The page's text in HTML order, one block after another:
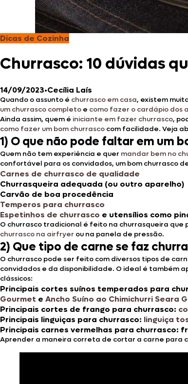
Dicas de Cozinha
Churrasco: 10 dúvidas
14/09/2023•Cecília Laís
Quando o assunto é churrasco em casa, existem
um churrasco completo e como fazer o cardápio dos
Ainda assim, quem é iniciante em fazer churrasco,
como fazer um bom churrasco com facilidade. Veja
1) O que não pode faltar em um
Quem não tem experiência e quer mandar bem no
confortável para os convidados, um bom churrasco
Carnes de churrasco de qualidade
Churrasqueira adequada (ou outro aparelho)
Carvão de boa procedência
Temperos para churrasco
Espetinhos de churrasco e utensílios como
O churrasco tradicional é feito na churrasqueira
churrasco na airfryer ou na panela de pressão.
2) Que tipo de carne se faz
O churrasco pode ser feito com diversos tipos de
convidados e da disponibilidade. O ideal é também
clássicos:
Principais cortes suínos temperados para
Gourmet e Ancho Suíno ao Chimichurri Seara
Principais cortes de frango para churrasco:
Principais linguiças para churrasco: linguiça
Principais carnes vermelhas para churrasco:
Aprender a maneira correta de cortar a carne para